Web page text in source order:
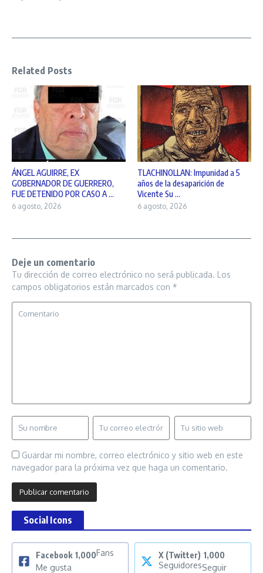
Related Posts
ÁNGEL AGUIRRE, EX
GOBERNADOR DE GUERRERO,
FUE DETENIDO POR CASO A ...
6 agosto, 2026
TLACHINOLLAN: Impunidad a 5
años de la desaparición de
Vicente Su ...
6 agosto, 2026
Deje un comentario
Tu dirección de correo electrónico no será publicada. Los
campos obligatorios están marcados con *
Guardar mi nombre, correo electrónico y sitio web en este
navegador para la próxima vez que haga un comentario.
Social Icons
Facebook 1,000Fans
Me gusta
X (Twitter) 1,000
SeguidoresSeguir